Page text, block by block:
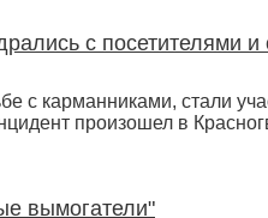
с посетителями и
с карманниками, стали
произошел в
вымогатели"